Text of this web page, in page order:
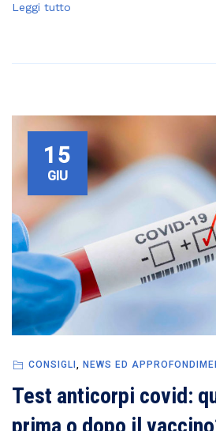
Leggi tutto
15
GIU
CONSIGLI , NEWS ED
Test anticorpi covid: